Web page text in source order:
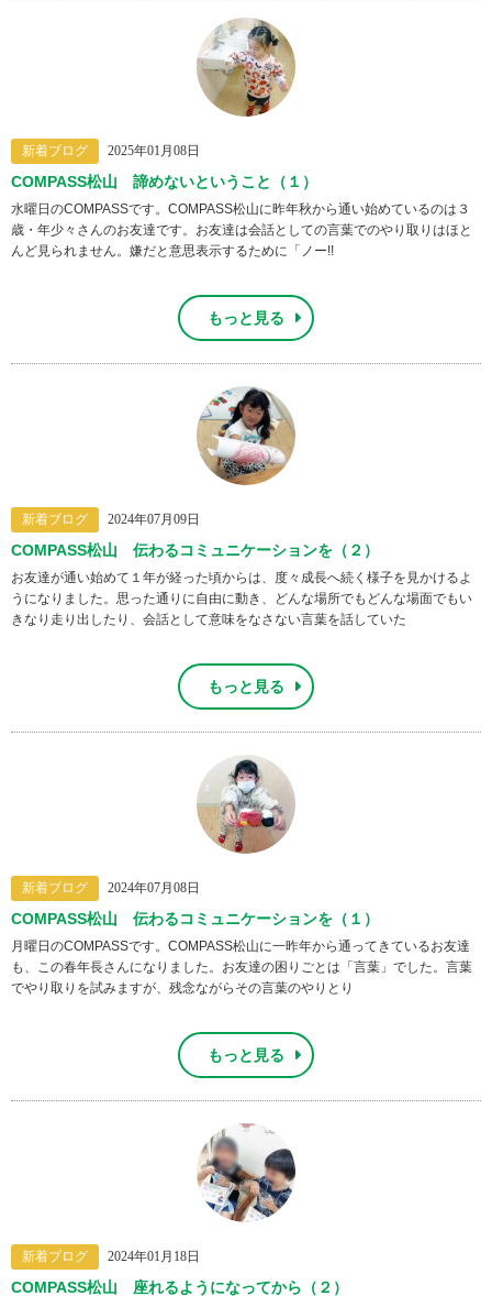
新着ブログ 2025年01月08日
COMPASS松山 諦めないということ（１）
水曜日のCOMPASSです。COMPASS松山に昨年秋から通い始めているのは３
歳・年少々さんのお友達です。お友達は会話としての言葉でのやり取りはほと
んど見られません。嫌だと意思表示するために「ノー!!
もっと見る
新着ブログ 2024年07月09日
COMPASS松山 伝わるコミュニケーションを（２）
お友達が通い始めて１年が経った頃からは、度々成長へ続く様子を見かけるよ
うになりました。思った通りに自由に動き、どんな場所でもどんな場面でもい
きなり走り出したり、会話として意味をなさない言葉を話していた
もっと見る
新着ブログ 2024年07月08日
COMPASS松山 伝わるコミュニケーションを（１）
月曜日のCOMPASSです。COMPASS松山に一昨年から通ってきているお友達
も、この春年長さんになりました。お友達の困りごとは「言葉」でした。言葉
でやり取りを試みますが、残念ながらその言葉のやりとり
もっと見る
新着ブログ 2024年01月18日
COMPASS松山 座れるようになってから（２）